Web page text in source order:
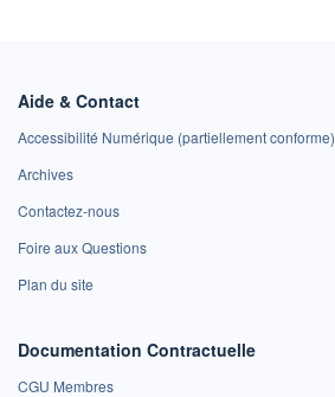
Aide & Contact
Accessibilité Numérique (partiellement conforme)
Archives
Contactez-nous
Foire aux Questions
Plan du site
Documentation Contractuelle
CGU Membres